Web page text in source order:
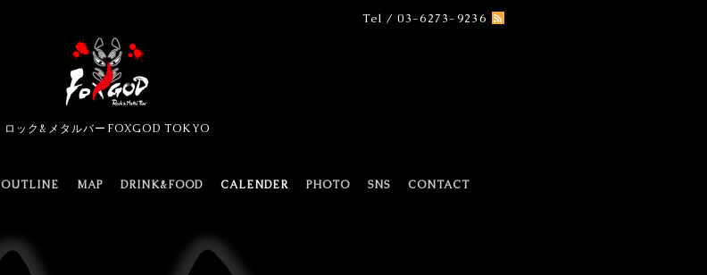
Tel / 03-6273-9236
ロック&メタルバーFOXGOD TOKYO
OUTLINE MAP DRINK&FOOD CALENDER PHOTO SNS
CONTACT